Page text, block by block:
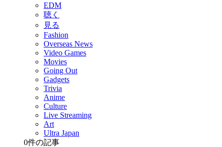
EDM
聴く
見る
Fashion
Overseas News
Video Games
Movies
Going Out
Gadgets
Trivia
Anime
Culture
Live Streaming
Art
Ultra Japan
0件の記事